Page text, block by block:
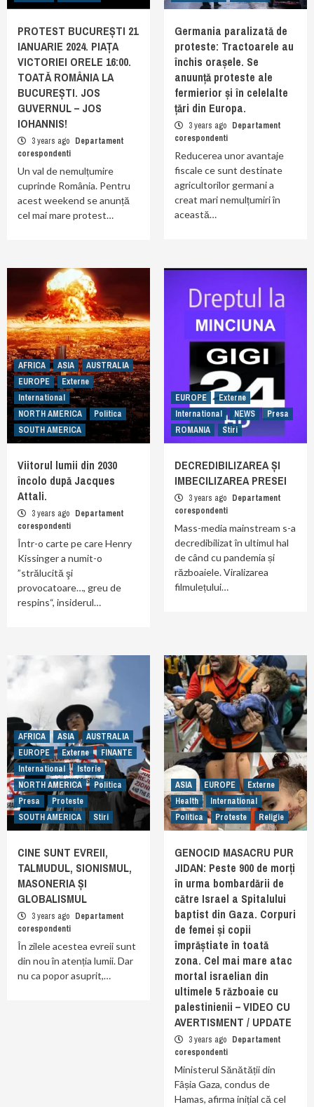
PROTEST BUCUREȘTI 21
IANUARIE 2024. PIAȚA
VICTORIEI ORELE 16:00.
TOATĂ ROMÂNIA LA
BUCUREȘTI. JOS
GUVERNUL – JOS
IOHANNIS!
3 years ago Departament
corespondenti
Un val de nemulțumire
cuprinde România. Pentru
acest weekend se anunță
cel mai mare protest…
Germania paralizată de
proteste: Tractoarele au
închis orașele. Se
anuunță proteste ale
fermierior și în celelalte
țări din Europa.
3 years ago Departament
corespondenti
Reducerea unor avantaje
fiscale ce sunt destinate
agricultorilor germani a
creat mari nemulțumiri în
această…
AFRICA ASIA
AUSTRALIA
EUROPE
Externe
International
NORTH AMERICA
Politica
SOUTH AMERICA
Viitorul lumii din 2030
încolo după Jacques
Attali.
3 years ago Departament
corespondenti
Într-o carte pe care Henry
Kissinger a numit-o
”strălucită şi
provocatoare…, greu de
respins“, insiderul…
EUROPE
Externe
International
NEWS
Presa
ROMANIA
Stiri
DECREDIBILIZAREA ȘI
IMBECILIZAREA PRESEI
3 years ago Departament
corespondenti
Mass-media mainstream s-a
decredibilizat în ultimul hal
de când cu pandemia și
războaiele. Viralizarea
filmulețului…
AFRICA ASIA
AUSTRALIA
EUROPE
Externe
FINANTE
International
Istorie
NORTH AMERICA
Politica
Presa
Proteste
SOUTH AMERICA
Stiri
CINE SUNT EVREII,
TALMUDUL, SIONISMUL,
MASONERIA ȘI
GLOBALISMUL
3 years ago Departament
corespondenti
În zilele acestea evreii sunt
din nou în atenția lumii. Dar
nu ca popor asuprit,…
ASIA EUROPE
Externe
Health
International
Politica
Proteste Religie
GENOCID MASACRU PUR
JIDAN: Peste 900 de morți
în urma bombardării de
către Israel a Spitalului
baptist din Gaza. Corpuri
de femei și copii
împrăștiate în toată
zona. Cel mai mare atac
mortal israelian din
ultimele 5 războaie cu
palestinienii – VIDEO CU
AVERTISMENT / UPDATE
3 years ago Departament
corespondenti
Ministerul Sănătății din
Fâșia Gaza, condus de
Hamas, afirma inițial că cel